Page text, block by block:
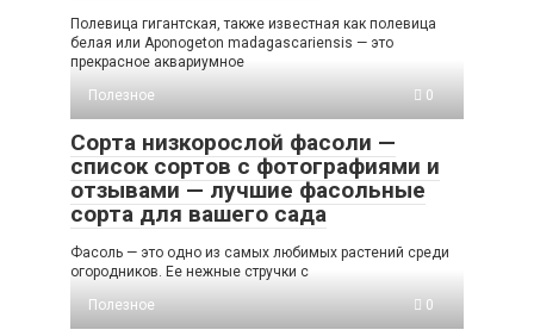
Полевица гигантская, также известная как полевица
белая или Aponogeton madagascariensis — это
прекрасное аквариумное
Полезное
0
Сорта низкорослой фасоли —
список сортов с фотографиями и
отзывами — лучшие фасольные
сорта для вашего сада
Фасоль — это одно из самых любимых растений среди
огородников. Ее нежные стручки с
Полезное
0